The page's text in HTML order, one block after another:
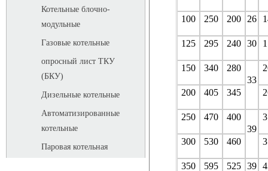
Котельные блочно-
модульные
Газовые котельные
опросный лист ТКУ
(БКУ)
Дизельные котельные
Автоматизированные
котельные
Паровая котельная
100 250 200 26
125 295 240 30
150 340
280
33
200 405 345
250 470
400
39
300 530 460
350 595 525 39